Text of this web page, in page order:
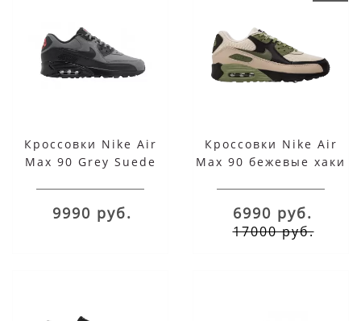
Кроссовки Nike Air
Max 90 Grey Suede
9990 руб.
Кроссовки Nike Air
Max 90 бежевые хаки
6990 руб.
17000 руб.